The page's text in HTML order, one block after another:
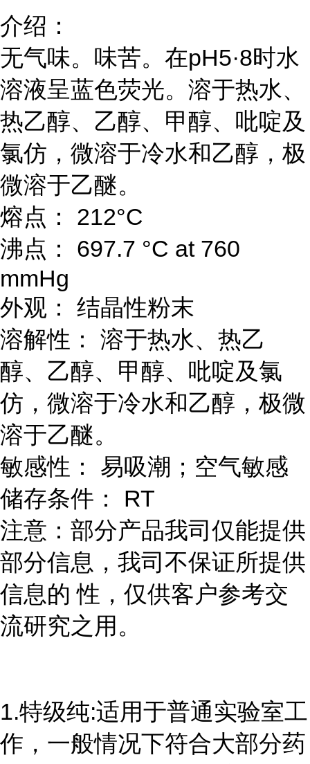
介绍：
无气味。味苦。在pH5·8时水
溶液呈蓝色荧光。溶于热水、
热乙醇、乙醇、甲醇、吡啶及
氯仿，微溶于冷水和乙醇，极
微溶于乙醚。
熔点： 212°C
沸点： 697.7 °C at 760
mmHg
外观： 结晶性粉末
溶解性： 溶于热水、热乙
醇、乙醇、甲醇、吡啶及氯
仿，微溶于冷水和乙醇，极微
溶于乙醚。
敏感性： 易吸潮；空气敏感
储存条件： RT
注意：部分产品我司仅能提供
部分信息，我司不保证所提供
信息的 性，仅供客户参考交
流研究之用。
1.特级纯:适用于普通实验室工
作，一般情况下符合大部分药